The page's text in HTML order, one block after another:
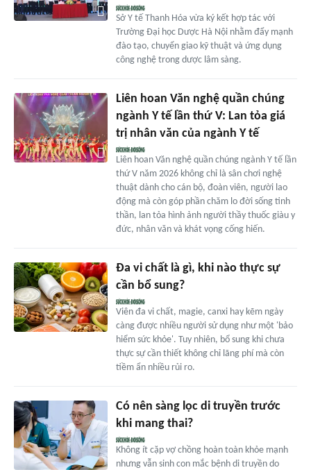
Sở Y tế Thanh Hóa vừa ký kết hợp tác với
Trường Đại học Dược Hà Nội nhằm đẩy mạnh
đào tạo, chuyển giao kỹ thuật và ứng dụng
công nghệ trong dược lâm sàng.
Liên hoan Văn nghệ quần chúng
ngành Y tế lần thứ V: Lan tỏa giá
trị nhân văn của ngành Y tế
Liên hoan Văn nghệ quần chúng ngành Y tế lần
thứ V năm 2026 không chỉ là sân chơi nghệ
thuật dành cho cán bộ, đoàn viên, người lao
động mà còn góp phần chăm lo đời sống tinh
thần, lan tỏa hình ảnh người thầy thuốc giàu y
đức, nhân văn và khát vọng cống hiến.
Đa vi chất là gì, khi nào thực sự
cần bổ sung?
Viên đa vi chất, magie, canxi hay kẽm ngày
càng được nhiều người sử dụng như một 'bảo
hiểm sức khỏe'. Tuy nhiên, bổ sung khi chưa
thực sự cần thiết không chỉ lãng phí mà còn
tiềm ẩn nhiều rủi ro.
Có nên sàng lọc di truyền trước
khi mang thai?
Không ít cặp vợ chồng hoàn toàn khỏe mạnh
nhưng vẫn sinh con mắc bệnh di truyền do